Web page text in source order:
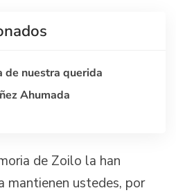
de nuestra querida
Ahumada
de Zoilo la han
mantienen ustedes, por